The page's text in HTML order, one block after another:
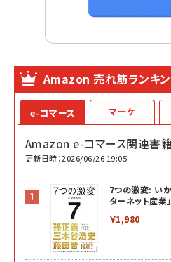
Amazon 売れ筋ランキ
e-コマース
Amazon e-コマース関連書
更新日時：2026/06/26 19:05
7つの激変: い
ターネット産業
￥1,980
マーケ